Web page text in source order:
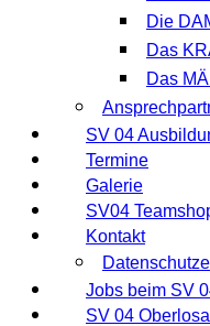
Die
Das
Das
SV 04
Termine
Galerie
SV04
Kontakt
Jobs beim SV
SV 04